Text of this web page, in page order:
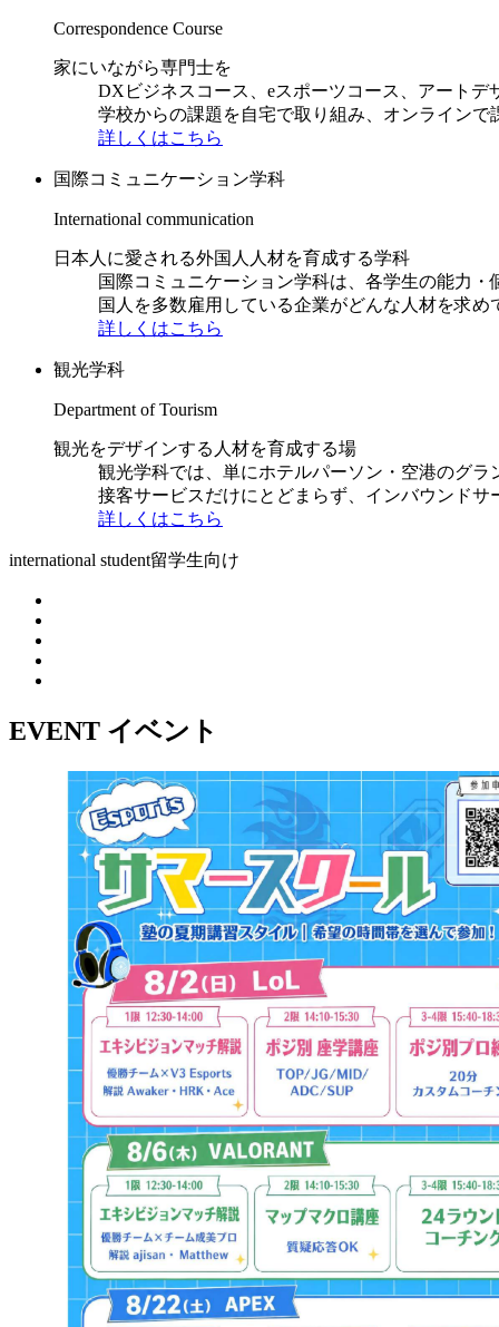
Correspondence Course
家にいながら専門士を
DXビジネスコース、eスポーツコース、アートデ
学校からの課題を自宅で取り組み、オンラインで
詳しくはこちら
国際コミュニケーション学科
International communication
日本人に愛される外国人人材を育成する学科
国際コミュニケーション学科は、各学生の能力
国人を多数雇用している企業がどんな人材を求
詳しくはこちら
観光学科
Department of Tourism
観光をデザインする人材を育成する場
観光学科では、単にホテルパーソン・空港のグ
接客サービスだけにとどまらず、インバウンド
詳しくはこちら
international student留学生向け
EVENT イベント